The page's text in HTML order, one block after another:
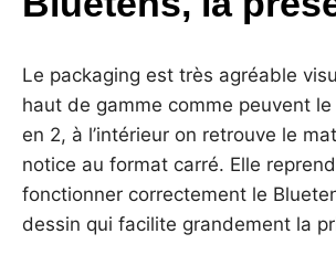
Le packaging est très agréable
haut de gamme comme peuvent
en 2, à l’intérieur on retrouve le
notice au format carré. Elle
fonctionner correctement le
dessin qui facilite grandement la